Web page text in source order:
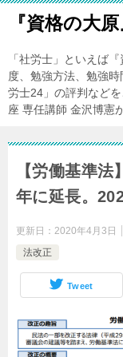
『資格の大
「社労士」といえば
度、勉強方法、勉強
労士24」の評判など
座 専任講師 金沢博憲
【労働基準
年に延長。
更新日： 2020年4月3日
法改正
Tweet